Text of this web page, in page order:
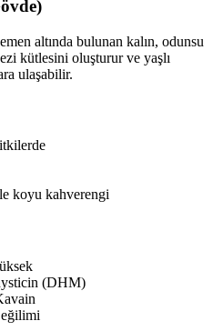
altında bulunan kalın, odunsu
kütlesini oluşturur ve yaşlı
ulaşabilir.
koyu kahverengi
(DHM)